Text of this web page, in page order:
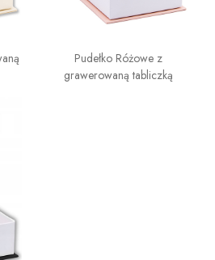
Pudełko Różowe z
grawerowaną tabliczką